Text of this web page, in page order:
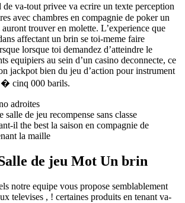
va-tout privee va ecrire un texte perception
avec chambres en compagnie de poker un
trouver en molette. L’experience que
affectant un brin se toi-meme faire
lorsque toi demandez d’atteindre le
equipiers au sein d’un casino deconnecte, ce
jackpot bien du jeu d’action pour instrument
� cinq 000 barils.
adroites
salle de jeu recompense sans classe
il the best la saison en compagnie de
la maille
de jeu Mot Un brin
notre equipe vous propose semblablement
televises , ! certaines produits en tenant va-